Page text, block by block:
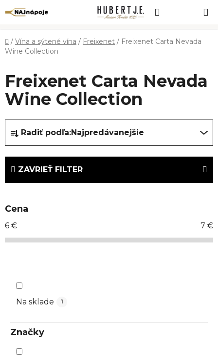
na
KOŠÍK
Domov
/ Vína a sýtené vína / Freixenet / Freixenet Carta Nevada
Wine Collection
Freixenet Carta Nevada
Wine Collection
a
d
e
n
p
r
o
Radiť podľa:Najpredávanejšie
ZAVRIEŤ FILTER
Cena
6 € 7 €
Na sklade 1
Značky